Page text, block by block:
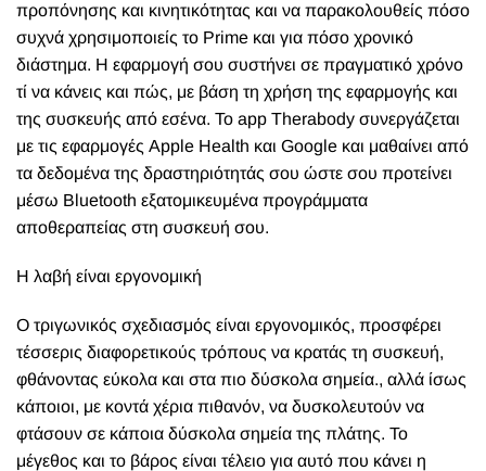
προπόνησης και κινητικότητας και να παρακολουθείς πόσο
συχνά χρησιμοποιείς το Prime και για πόσο χρονικό
διάστημα. Η εφαρμογή σου συστήνει σε πραγματικό χρόνο
τί να κάνεις και πώς, με βάση τη χρήση της εφαρμογής και
της συσκευής από εσένα. Το app Therabody συνεργάζεται
με τις εφαρμογές Apple Health και Google και μαθαίνει από
τα δεδομένα της δραστηριότητάς σου ώστε σου προτείνει
μέσω Bluetooth εξατομικευμένα προγράμματα
αποθεραπείας στη συσκευή σου.
Η λαβή είναι εργονομική
Ο τριγωνικός σχεδιασμός είναι εργονομικός, προσφέρει
τέσσερις διαφορετικούς τρόπους να κρατάς τη συσκευή,
φθάνοντας εύκολα και στα πιο δύσκολα σημεία., αλλά ίσως
κάποιοι, με κοντά χέρια πιθανόν, να δυσκολευτούν να
φτάσουν σε κάποια δύσκολα σημεία της πλάτης. Το
μέγεθος και το βάρος είναι τέλειο για αυτό που κάνει η